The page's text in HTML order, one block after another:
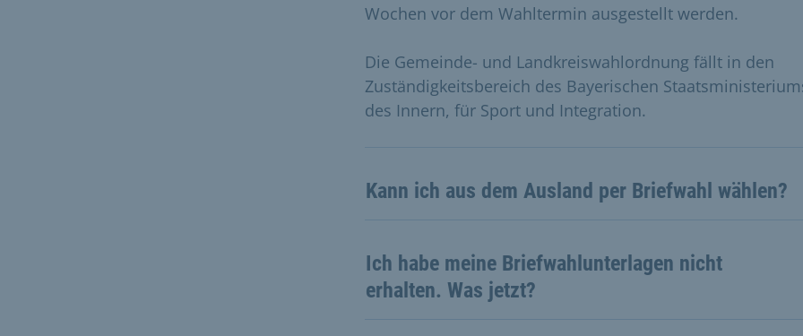
Wochen vor dem Wahltermin ausgestellt werden.
Die Gemeinde- und Landkreiswahlordnung fällt in den
Zuständigkeitsbereich des Bayerischen
des Innern, für Sport und Integration.
Kann ich aus dem Ausland per Briefwahl wählen?
Ich habe meine Briefwahlunterlagen nicht
erhalten. Was jetzt?